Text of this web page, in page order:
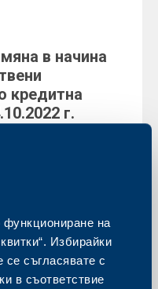
функциониране на
Избирайки
съгласявате с
в съответствие
в начина
кредитна
г.